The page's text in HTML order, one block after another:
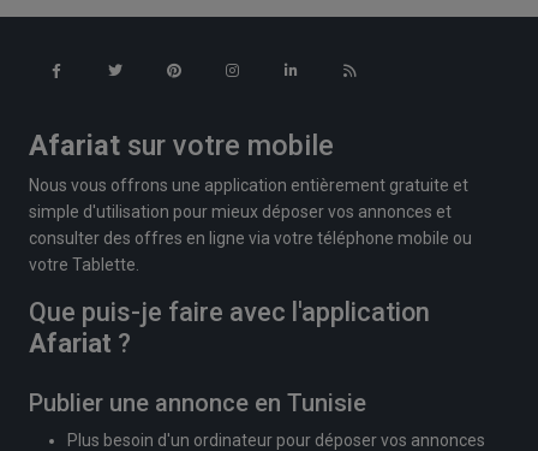
Afariat sur votre mobile
Nous vous offrons une application entièrement gratuite et
simple d'utilisation pour mieux déposer vos annonces et
consulter des offres en ligne via votre téléphone mobile ou
votre Tablette.
Que puis-je faire avec l'application
Afariat ?
Publier une annonce en Tunisie
Plus besoin d'un ordinateur pour déposer vos annonces